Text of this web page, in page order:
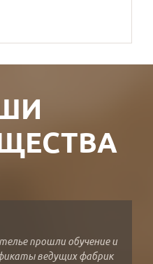
прошли обучение и
ведущих фабрик